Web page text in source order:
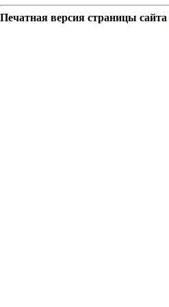
Печатная версия страницы сайта